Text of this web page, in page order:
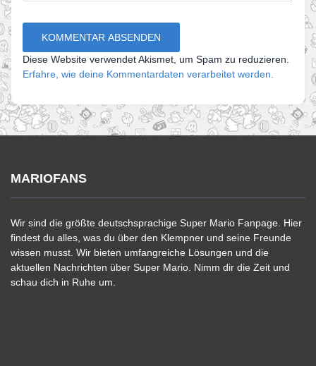
Diese Website verwendet Akismet, um Spam zu reduzieren.
Erfahre, wie deine Kommentardaten verarbeitet werden.
MARIOFANS
Wir sind die größte deutschsprachige Super Mario Fanpage. Hier
findest du alles, was du über den Klempner und seine Freunde
wissen musst. Wir bieten umfangreiche Lösungen und die
aktuellen Nachrichten über Super Mario. Nimm dir die Zeit und
schau dich in Ruhe um.